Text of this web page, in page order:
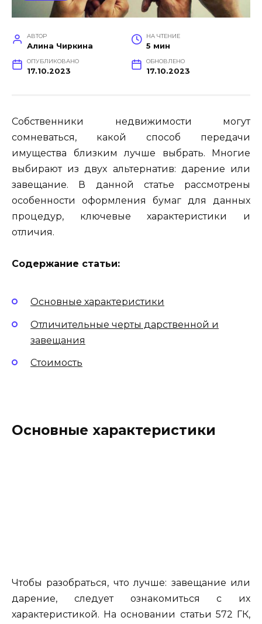
АВТОР
Алина Чиркина
НА ЧТЕНИЕ
5 мин
ОПУБЛИКОВАНО
17.10.2023
ОБНОВЛЕНО
17.10.2023
Собственники недвижимости могут
сомневаться, какой способ передачи
имущества близким лучше выбрать. Многие
выбирают из двух альтернатив: дарение или
завещание. В данной статье рассмотрены
особенности оформления бумаг для данных
процедур, ключевые характеристики и
отличия.
Содержание статьи:
Основные характеристики
Отличительные черты дарственной и
завещания
Стоимость
Основные характеристики
Чтобы разобраться, что лучше: завещание или
дарение, следует ознакомиться с их
характеристикой. На основании статьи 572 ГК,